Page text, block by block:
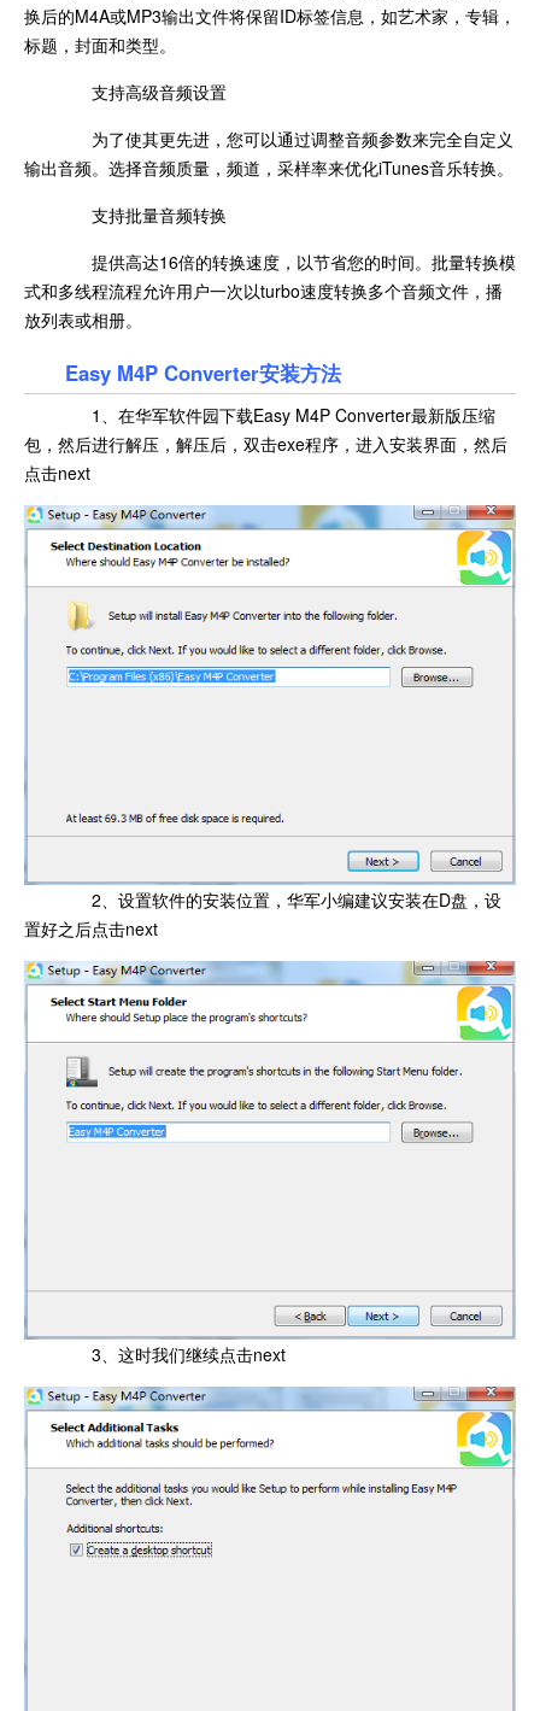
换后的M4A或MP3输出文件将保留ID标签信息，如艺术家，专辑，
标题，封面和类型。
支持高级音频设置
为了使其更先进，您可以通过调整音频参数来完全自定义
输出音频。选择音频质量，频道，采样率来优化iTunes音乐转换。
支持批量音频转换
提供高达16倍的转换速度，以节省您的时间。批量转换模
式和多线程流程允许用户一次以turbo速度转换多个音频文件，播
放列表或相册。
Easy M4P Converter安装方法
1、在华军软件园下载Easy M4P Converter最新版压缩
包，然后进行解压，解压后，双击exe程序，进入安装界面，然后
点击next
2、设置软件的安装位置，华军小编建议安装在D盘，设
置好之后点击next
3、这时我们继续点击next